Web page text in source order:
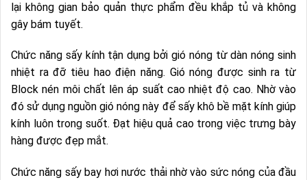
lại không gian bảo quản thực phẩm đều khắp tủ và không
gây bám tuyết.
Chức năng sấy kính tận dụng bởi gió nóng từ dàn nóng sinh
nhiệt ra đỡ tiêu hao điện năng. Gió nóng được sinh ra từ
Block nén môi chất lên áp suất cao nhiệt độ cao. Nhờ vào
đó sử dụng nguồn gió nóng này để sấy khô bề mặt kính giúp
kính luôn trong suốt. Đạt hiệu quả cao trong việc trưng bày
hàng được đẹp mắt.
Chức năng sấy bay hơi nước thải nhờ vào sức nóng của đầu